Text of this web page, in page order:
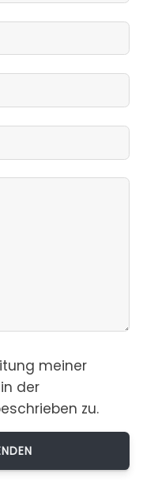
meiner
der
zu.